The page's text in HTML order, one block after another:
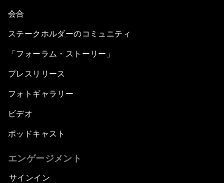
会合
ステークホルダーのコミュニティ
「フォーラム・ストーリー」
プレスリリース
フォトギャラリー
ビデオ
ポッドキャスト
エンゲージメント
サインイン